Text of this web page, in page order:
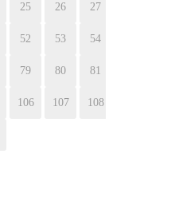
25 26 27
52 53 54
79 80 81
106 107 108